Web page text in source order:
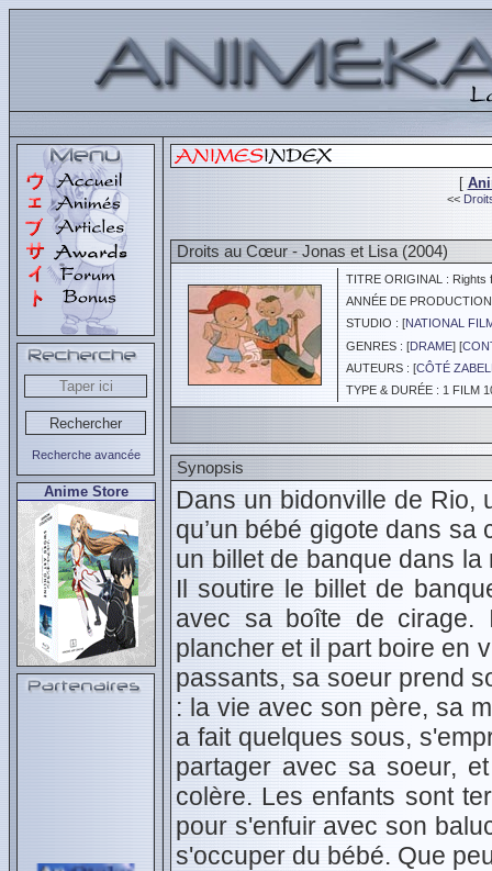
Recherche avancée
Anime Store
[
<<
Droits au Cœur - Jonas et Lisa (2004)
TITRE ORIGINAL : Rights
ANNÉE DE
STUDIO : [NATIONAL
GENRES : [DRAME] [
AUTEURS : [CÔTÉ
TYPE & DURÉE : 1 FILM
Synopsis
Dans un bidonville de Rio,
qu’un bébé gigote dans
un billet de banque dans
Il soutire le billet de
avec sa boîte de cirage.
plancher et il part boire en
passants, sa soeur prend
: la vie avec son père, sa
a fait quelques sous,
partager avec sa soeur,
colère. Les enfants sont
pour s'enfuir avec son
s'occuper du bébé. Que